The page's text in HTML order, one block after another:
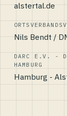
alstertal.de
Nils Bendt /
DARC E.V. -
HAMBURG
Hamburg -